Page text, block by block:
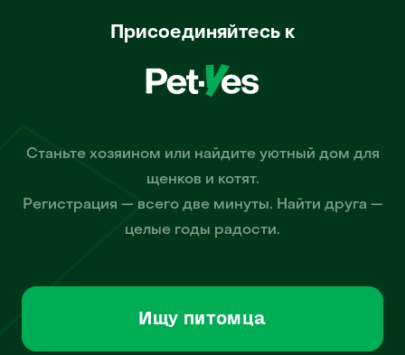
Присоединяйтесь к
Станьте хозяином или найдите уютный дом для
щенков и котят.
Регистрация — всего две минуты. Найти друга —
целые годы радости.
Ищу питомца